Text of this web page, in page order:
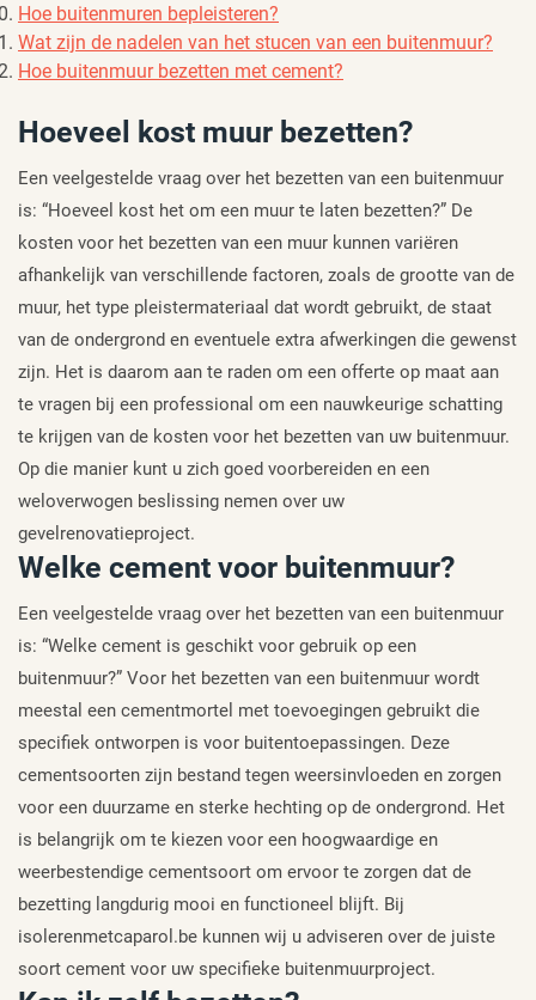
Hoe buitenmuren bepleisteren?
Wat zijn de nadelen van het stucen van een buitenmuur?
Hoe buitenmuur bezetten met cement?
Hoeveel kost muur bezetten?
Een veelgestelde vraag over het bezetten van een buitenmuur
is: “Hoeveel kost het om een muur te laten bezetten?” De
kosten voor het bezetten van een muur kunnen variëren
afhankelijk van verschillende factoren, zoals de grootte van de
muur, het type pleistermateriaal dat wordt gebruikt, de staat
van de ondergrond en eventuele extra afwerkingen die gewenst
zijn. Het is daarom aan te raden om een offerte op maat aan
te vragen bij een professional om een nauwkeurige schatting
te krijgen van de kosten voor het bezetten van uw buitenmuur.
Op die manier kunt u zich goed voorbereiden en een
weloverwogen beslissing nemen over uw
gevelrenovatieproject.
Welke cement voor buitenmuur?
Een veelgestelde vraag over het bezetten van een buitenmuur
is: “Welke cement is geschikt voor gebruik op een
buitenmuur?” Voor het bezetten van een buitenmuur wordt
meestal een cementmortel met toevoegingen gebruikt die
specifiek ontworpen is voor buitentoepassingen. Deze
cementsoorten zijn bestand tegen weersinvloeden en zorgen
voor een duurzame en sterke hechting op de ondergrond. Het
is belangrijk om te kiezen voor een hoogwaardige en
weerbestendige cementsoort om ervoor te zorgen dat de
bezetting langdurig mooi en functioneel blijft. Bij
isolerenmetcaparol.be kunnen wij u adviseren over de juiste
soort cement voor uw specifieke buitenmuurproject.